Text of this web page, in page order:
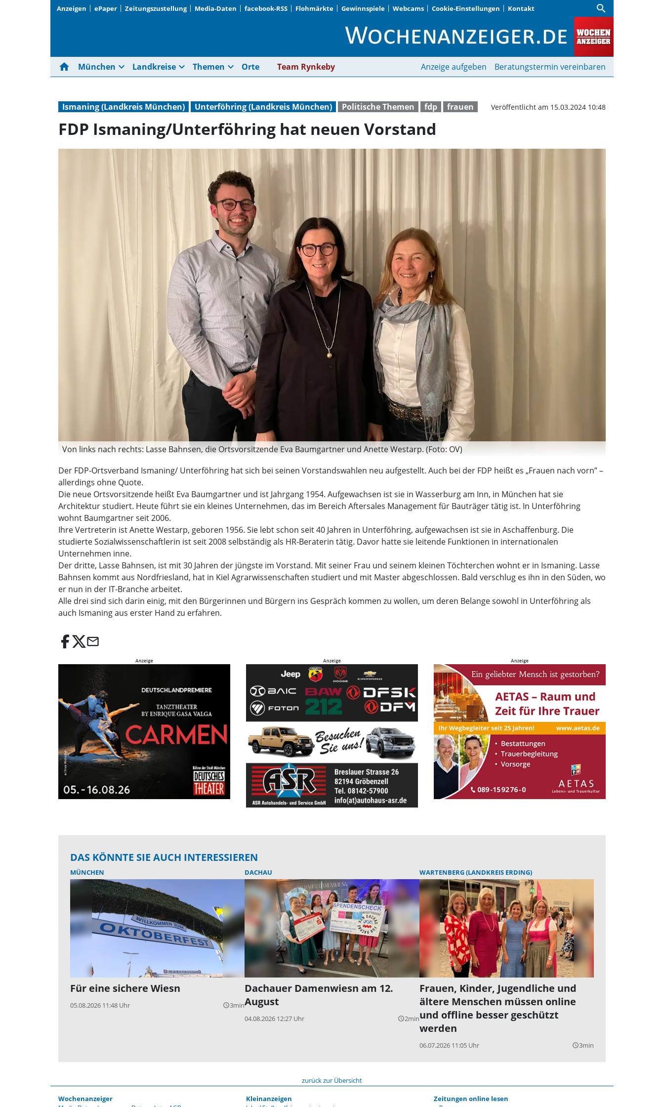
Anzeigen ePaper Zeitungszustellung Media-Daten facebook-RSS Flohmärkte Gewinnspiele Webcams Cookie-Einstellungen Kontakt search
FDP Ismaning/Unterföhring hat neuen
home München expand_more Landkreise expand_more Themen expand_more Orte Team Rynkeby Anzeige aufgeben Beratungstermin vereinbaren
Ismaning (Landkreis München) Unterföhring (Landkreis München) Politische Themen fdp frauen Veröffentlicht am 15.03.2024 10:48
FDP Ismaning/Unterföhring hat neuen Vorstand
Von links nach rechts: Lasse Bahnsen, die Ortsvorsitzende Eva Baumgartner und Anette Westarp. (Foto: OV)
Der FDP-Ortsverband Ismaning/ Unterföhring hat sich bei seinen Vorstandswahlen neu aufgestellt. Auch bei der FDP heißt es „Frauen nach vorn” –
allerdings ohne Quote.
Die neue Ortsvorsitzende heißt Eva Baumgartner und ist Jahrgang 1954. Aufgewachsen ist sie in Wasserburg am Inn, in München hat sie
Architektur studiert. Heute führt sie ein kleines Unternehmen, das im Bereich Aftersales Management für Bauträger tätig ist. In Unterföhring
wohnt Baumgartner seit 2006.
Ihre Vertreterin ist Anette Westarp, geboren 1956. Sie lebt schon seit 40 Jahren in Unterföhring, aufgewachsen ist sie in Aschaffenburg. Die
studierte Sozialwissenschaftlerin ist seit 2008 selbständig als HR-Beraterin tätig. Davor hatte sie leitende Funktionen in internationalen
Unternehmen inne.
Der dritte, Lasse Bahnsen, ist mit 30 Jahren der jüngste im Vorstand. Mit seiner Frau und seinem kleinen Töchterchen wohnt er in Ismaning. Lasse
Bahnsen kommt aus Nordfriesland, hat in Kiel Agrarwissenschaften studiert und mit Master abgeschlossen. Bald verschlug es ihn in den Süden, wo
er nun in der IT-Branche arbeitet.
Alle drei sind sich darin einig, mit den Bürgerinnen und Bürgern ins Gespräch kommen zu wollen, um deren Belange sowohl in Unterföhring als
auch Ismaning aus erster Hand zu erfahren.
email
DAS KÖNNTE SIE AUCH INTERESSIEREN
MÜNCHEN
Für eine sichere Wiesn
05.08.2026 11:48 Uhr query_builder3min
DACHAU
Dachauer Damenwiesn am 12.
August
04.08.2026 12:27 Uhr query_builder2min
WARTENBERG (LANDKREIS ERDING)
Frauen, Kinder, Jugendliche und
ältere Menschen müssen online
und offline besser geschützt
werden
06.07.2026 11:05 Uhr query_builder3min
zurück zur Übersicht
Wochenanzeiger Kleinanzeigen Zeitungen online lesen